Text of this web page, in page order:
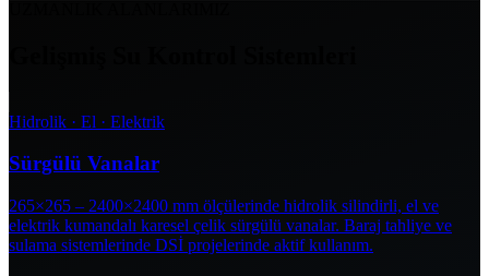
Hidrolik · El · Elektrik
Sürgülü Vanalar
265×265 – 2400×2400 mm ölçülerinde hidrolik silindirli, el ve
elektrik kumandalı karesel çelik sürgülü vanalar. Baraj tahliye ve
sulama sistemlerinde DSİ projelerinde aktif kullanım.